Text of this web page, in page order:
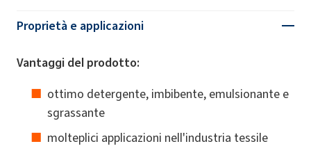
Proprietà e applicazioni
Vantaggi del prodotto:
ottimo detergente, imbibente, emulsionante e
sgrassante
molteplici applicazioni nell'industria tessile